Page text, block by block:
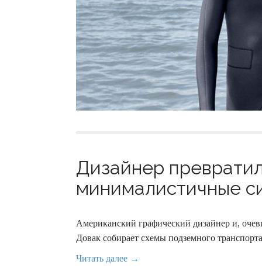
Дизайнер
минималистичные
Американский графический дизайнер и,
Довак собирает схемы подземного
Читать далее →